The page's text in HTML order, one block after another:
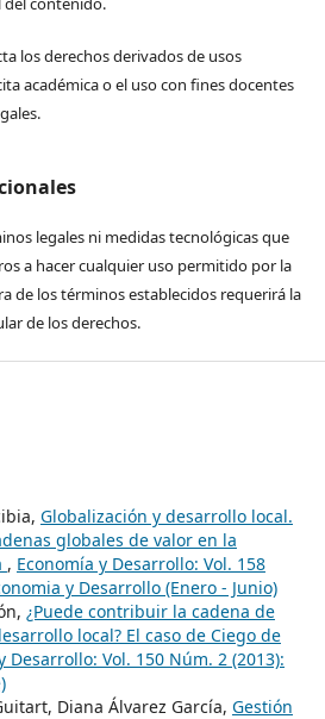
los derechos derivados de usos
académica o el uso con fines docentes
legales ni medidas tecnológicas que
a hacer cualquier uso permitido por la
de los términos establecidos requerirá la
de los derechos.
Globalización y desarrollo local.
globales de valor en la
, Economía y Desarrollo: Vol. 158
y Desarrollo (Enero - Junio)
¿Puede contribuir la cadena de
local? El caso de Ciego de
Desarrollo: Vol. 150 Núm. 2 (2013):
Diana Álvarez García, Gestión